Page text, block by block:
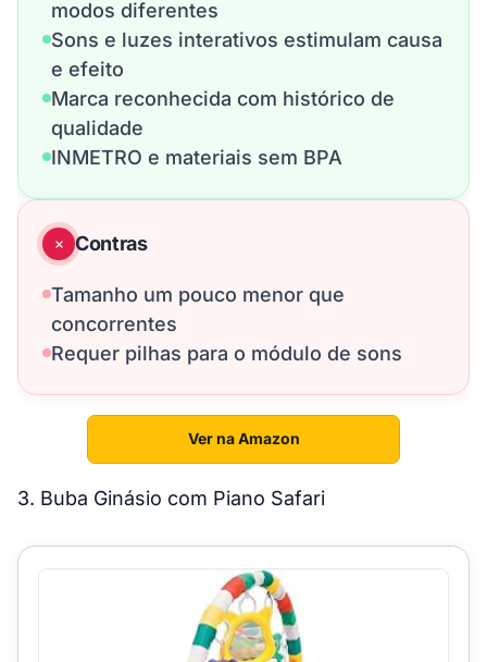
modos diferentes
Sons e luzes interativos estimulam causa
e efeito
Marca reconhecida com histórico de
qualidade
INMETRO e materiais sem BPA
Contras
Tamanho um pouco menor que
concorrentes
Requer pilhas para o módulo de sons
Ver na Amazon
3. Buba Ginásio com Piano Safari